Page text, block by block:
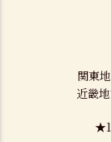
関東
近畿